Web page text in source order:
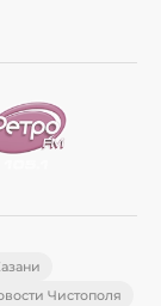
Чистополя